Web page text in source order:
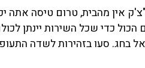
אין מהבית, טרום טיסה אתה
כדי שכל השירות יינתן
בחג. סעו בזהירות לשדה